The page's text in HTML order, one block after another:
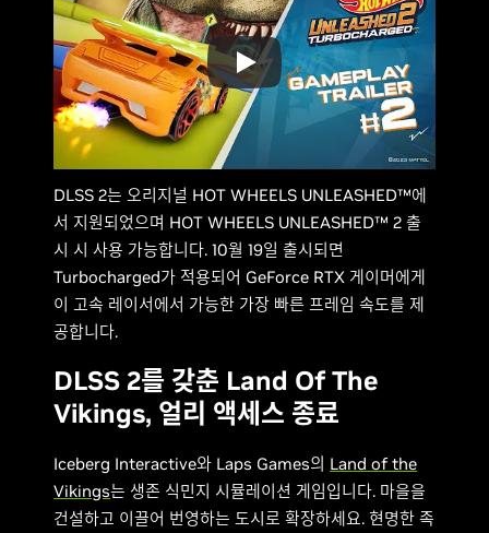
DLSS 2는 오리지널 HOT WHEELS UNLEASHED™에
서 지원되었으며 HOT WHEELS UNLEASHED™ 2 출
시 시 사용 가능합니다. 10월 19일 출시되면
Turbocharged가 적용되어 GeForce RTX 게이머에게
이 고속 레이서에서 가능한 가장 빠른 프레임 속도를 제
공합니다.
DLSS 2를 갖춘 Land Of The
Vikings, 얼리 액세스 종료
Iceberg Interactive와 Laps Games의 Land of the
Vikings는 생존 식민지 시뮬레이션 게임입니다. 마을을
건설하고 이끌어 번영하는 도시로 확장하세요. 현명한 족